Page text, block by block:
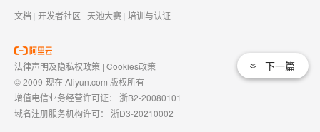
下一篇
文档 | 开发者社区 | 天池大赛 | 培训与认证
法律声明及隐私权政策 | Cookies政策
© 2009-现在 Aliyun.com 版权所有
增值电信业务经营许可证： 浙B2-20080101
域名注册服务机构许可： 浙D3-20210002